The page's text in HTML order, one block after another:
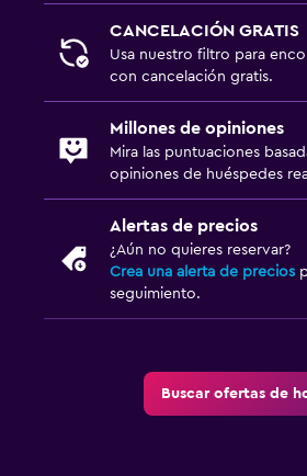
CANCELACIÓN GRATIS
Usa nuestro filtro para
con cancelación gratis.
Millones de opiniones
Mira las puntuaciones
opiniones de huéspedes
Alertas de precios
¿Aún no quieres reservar?
Crea una alerta de precios
seguimiento.
Buscar ofertas de